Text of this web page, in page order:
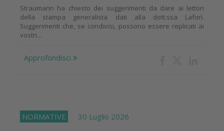
Straumann ha chiesto dei suggerimenti da dare ai lettori
della stampa generalista dati alla dott.ssa Laforì.
Suggerimenti che, se condivisi, possono essere replicati ai
vostri...
Approfondisci
NORMATIVE 30 Luglio 2026